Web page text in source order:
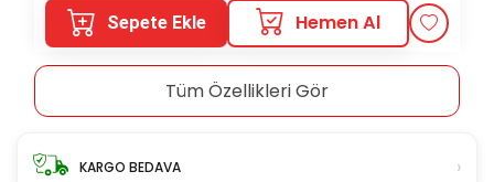
Sepete Ekle Hemen Al
Tüm Özellikleri Gör
KARGO BEDAVA ›